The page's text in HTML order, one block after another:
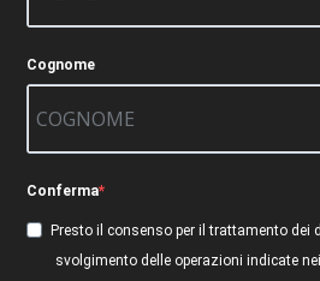
Cognome
Conferma
Presto il consenso per il trattamento dei
svolgimento delle operazioni indicate nei